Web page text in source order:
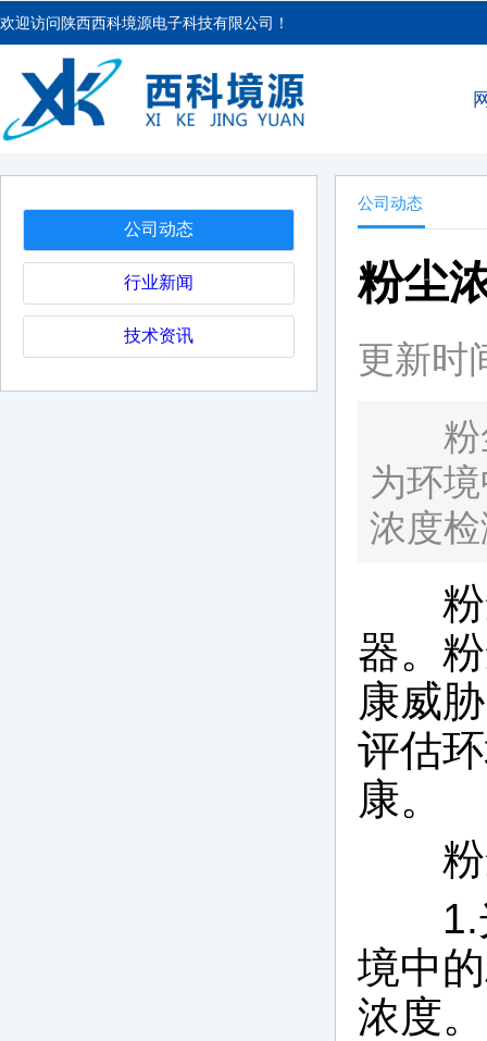
欢迎访问陕西西科境源电子科技有限公司！
公司动态
行业新闻
技术资讯
公司动态
粉尘
更新时
粉尘
为环
浓度
粉尘
器。
康威
评估
康。
粉尘
1.光
境中
浓度